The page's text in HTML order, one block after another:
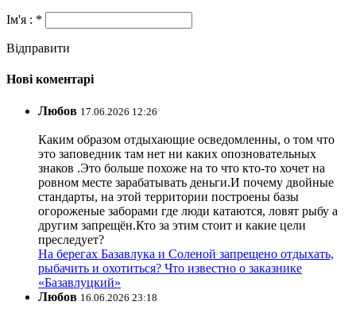
Ім'я : *
Відправити
Нові коментарі
Любов 17.06.2026 12:26
Каким образом отдыхающие осведомленны, о том что
это заповедник там нет ни каких опозновательных
знаков .Это больше похоже на то что кто-то хочет на
ровном месте зарабатывать деньги.И почему двойные
стандарты, на этой территории построены базы
огороженые заборами где люди катаются, ловят рыбу а
другим запрещён.Кто за этим стоит и какие цели
преследует?
На берегах Базавлука и Соленой запрещено отдыхать,
рыбачить и охотиться? Что известно о заказнике
«Базавлуцкий»
Любов 16.06.2026 23:18